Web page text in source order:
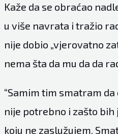
Kaže da se obraćao
u više navrata i tražio
nije dobio „vjerovatno
nema šta da mu da da
“Samim tim smatram
nije potrebno i zašto bih
koju ne zaslužujem.